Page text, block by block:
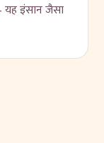
यह इंसान जैसा